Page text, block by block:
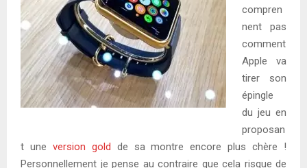
compren
nent pas
comment
Apple va
tirer son
épingle
du jeu en
proposan
t une version gold de sa montre encore plus chère !
Personnellement je pense au contraire que cela risque de